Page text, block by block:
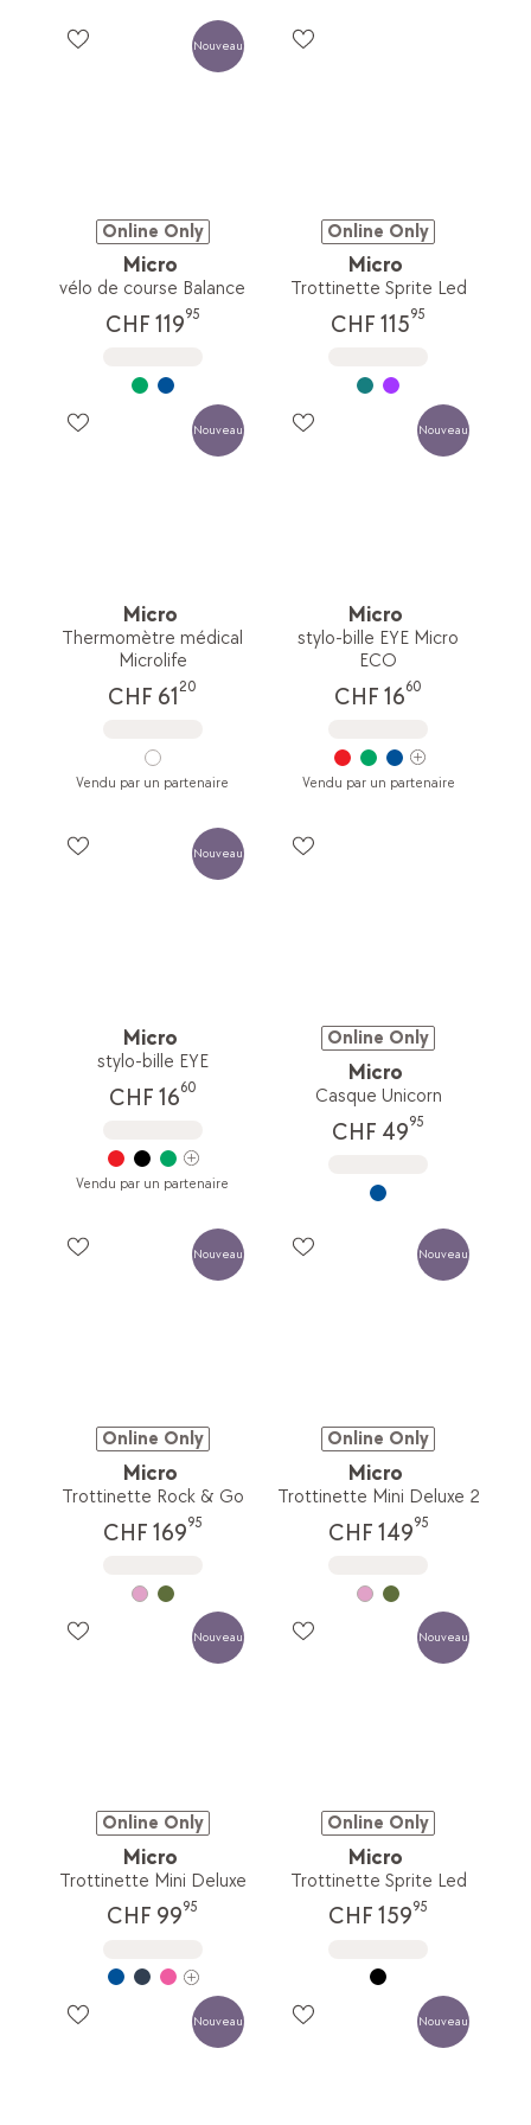
Nouveau
Online Only
Micro
vélo de course Balance
CHF 11995
Online Only
Micro
Trottinette Sprite Led
CHF 11595
Nouveau
Micro
Thermomètre médical
Microlife
CHF 6120
Vendu par un partenaire
Nouveau
Micro
stylo-bille EYE Micro
ECO
CHF 1660
Vendu par un partenaire
Nouveau
Micro
stylo-bille EYE
CHF 1660
Vendu par un partenaire
Online Only
Micro
Casque Unicorn
CHF 4995
Nouveau
Online Only
Micro
Trottinette Rock & Go
CHF 16995
Nouveau
Online Only
Micro
Trottinette Mini Deluxe 2
CHF 14995
Nouveau
Online Only
Micro
Trottinette Mini Deluxe
CHF 9995
Nouveau
Online Only
Micro
Trottinette Sprite Led
CHF 15995
Nouveau Nouveau